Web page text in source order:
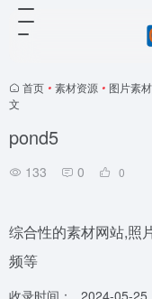
首页 • 素材资源 • 图片素材
文
pond5
133 0 0
综合性的素材网站,照
频等
收录时间：
2024-05-25